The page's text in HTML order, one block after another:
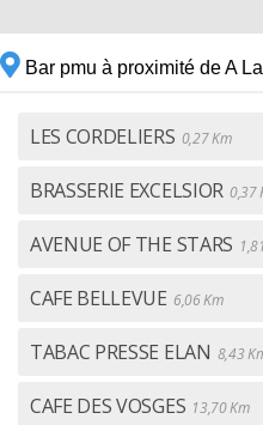
Bar pmu à proximité de A
LES CORDELIERS 0,27 Km
BRASSERIE EXCELSIOR 0,37
AVENUE OF THE STARS
CAFE BELLEVUE 6,06 Km
TABAC PRESSE ELAN 8,43
CAFE DES VOSGES 13,70 Km